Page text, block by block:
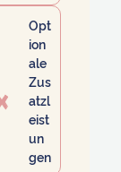
Opt
ion
ale
Zus
atzl
eist
un
gen